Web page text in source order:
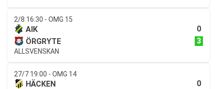
2/8 16:30 - OMG 15
AIK
0
ÖRGRYTE
3
ALLSVENSKAN
27/7 19:00 - OMG 14
HÄCKEN
0